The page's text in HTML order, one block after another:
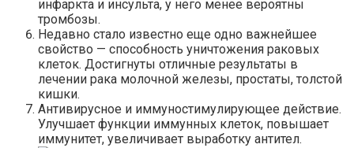
инфаркта и инсульта, у него менее вероятны
тромбозы.
Недавно стало известно еще одно важнейшее
свойство — способность уничтожения раковых
клеток. Достигнуты отличные результаты в
лечении рака молочной железы, простаты, толстой
кишки.
Антивирусное и иммуностимулирующее действие.
Улучшает функции иммунных клеток, повышает
иммунитет, увеличивает выработку антител.